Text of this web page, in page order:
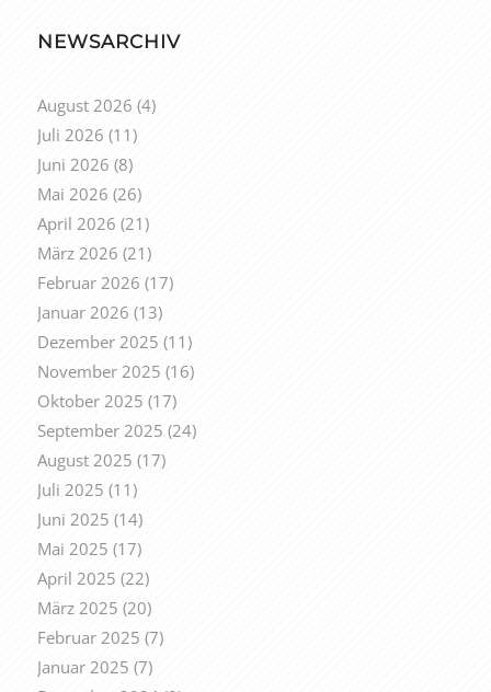
NEWSARCHIV
August 2026 (4)
Juli 2026 (11)
Juni 2026 (8)
Mai 2026 (26)
April 2026 (21)
März 2026 (21)
Februar 2026 (17)
Januar 2026 (13)
Dezember 2025 (11)
November 2025 (16)
Oktober 2025 (17)
September 2025 (24)
August 2025 (17)
Juli 2025 (11)
Juni 2025 (14)
Mai 2025 (17)
April 2025 (22)
März 2025 (20)
Februar 2025 (7)
Januar 2025 (7)